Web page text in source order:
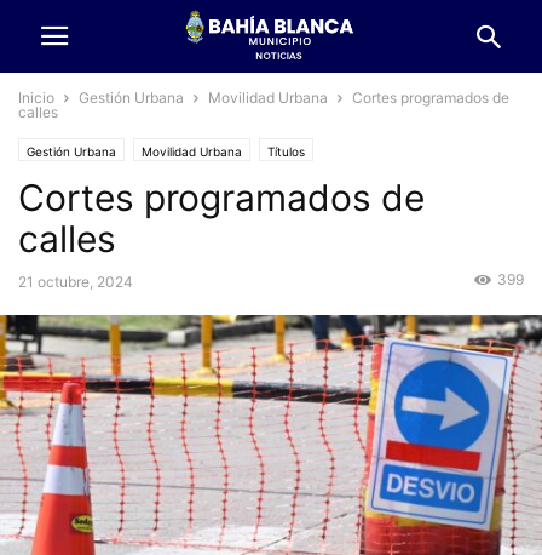
Inicio Gestión Urbana Movilidad Urbana
Cortes programados de
calles
Gestión Urbana Movilidad Urbana Títulos
Cortes programados de
calles
21 octubre, 2024 399